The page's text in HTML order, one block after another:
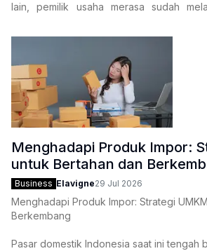
lain, pemilik usaha merasa sudah
Menghadapi Produk Impor:
untuk Bertahan dan
Business Elavigne29 Jul 2026
Menghadapi Produk Impor: Strategi
Berkembang
Pasar domestik Indonesia saat ini tengah